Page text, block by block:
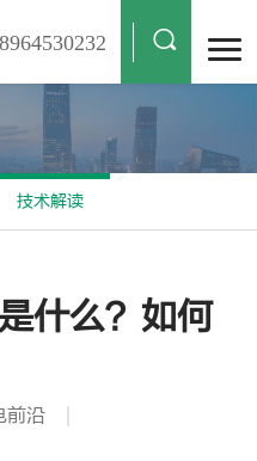
技术解读
什么？如何
前沿